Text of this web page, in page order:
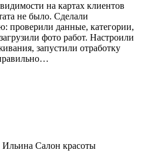
на картах клиентов
не было. Сделали
проверили данные, категории,
фото работ. Настроили
запустили отработку
Ильина Салон красоты